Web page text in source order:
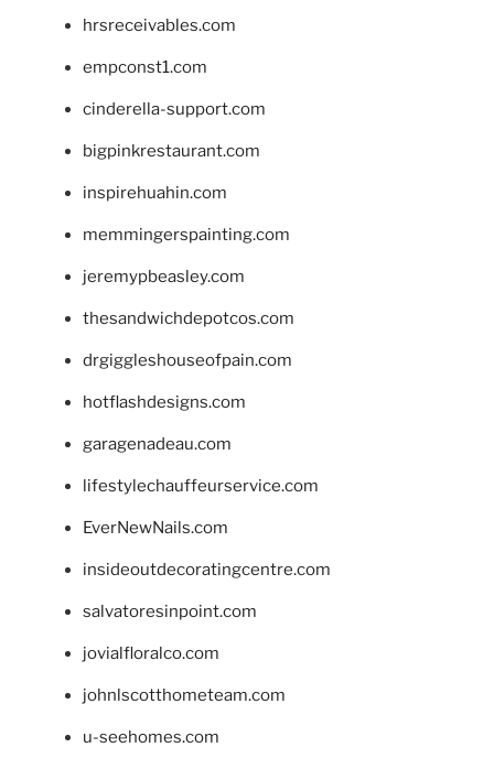
hrsreceivables.com
empconst1.com
cinderella-support.com
bigpinkrestaurant.com
inspirehuahin.com
memmingerspainting.com
jeremypbeasley.com
thesandwichdepotcos.com
drgiggleshouseofpain.com
hotflashdesigns.com
garagenadeau.com
lifestylechauffeurservice.com
EverNewNails.com
insideoutdecoratingcentre.com
salvatoresinpoint.com
jovialfloralco.com
johnlscotthometeam.com
u-seehomes.com